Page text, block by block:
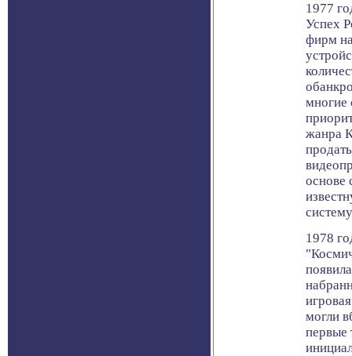
1977
Успех
фирм
многие
жанра
основе
1978
могли
первые